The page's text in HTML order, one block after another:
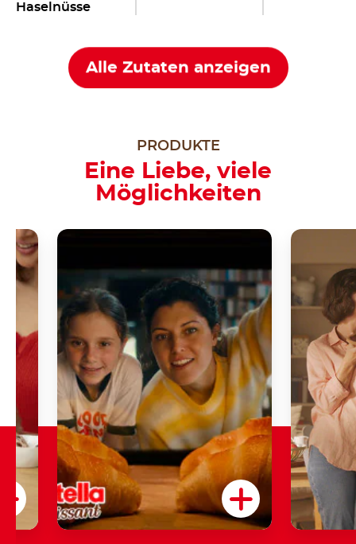
Haselnüsse
Alle Zutaten anzeigen
PRODUKTE
Eine Liebe, viele
Möglichkeiten